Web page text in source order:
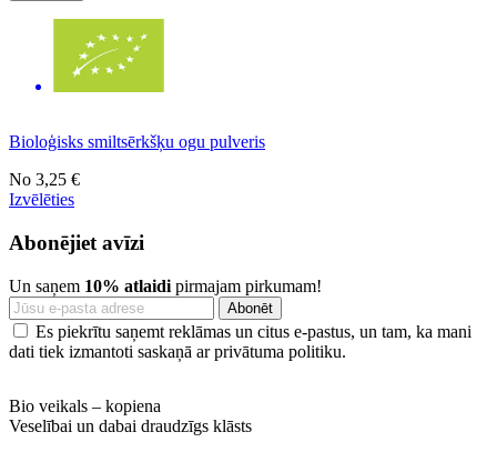
Bioloģisks smiltsērkšķu ogu pulveris
No 3,25 €
Izvēlēties
Abonējiet avīzi
Un saņem 10% atlaidi pirmajam pirkumam!
Es piekrītu saņemt reklāmas un citus e-pastus, un tam, ka mani
dati tiek izmantoti saskaņā ar privātuma politiku.
Bio veikals – kopiena
Veselībai un dabai draudzīgs klāsts